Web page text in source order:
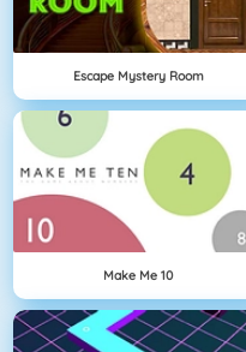
Escape Mystery Room
Make Me 10